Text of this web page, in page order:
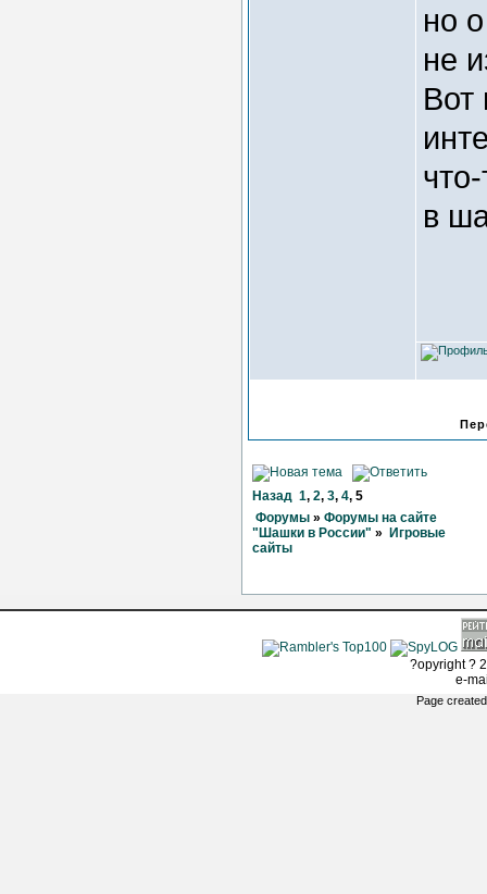
но
не
Вот
в
Назад 1, 2, 3, 4, 5
Форумы » Форумы на сайте
"Шашки в России" »
Игровые
сайты
?opyright ?
e-
Page